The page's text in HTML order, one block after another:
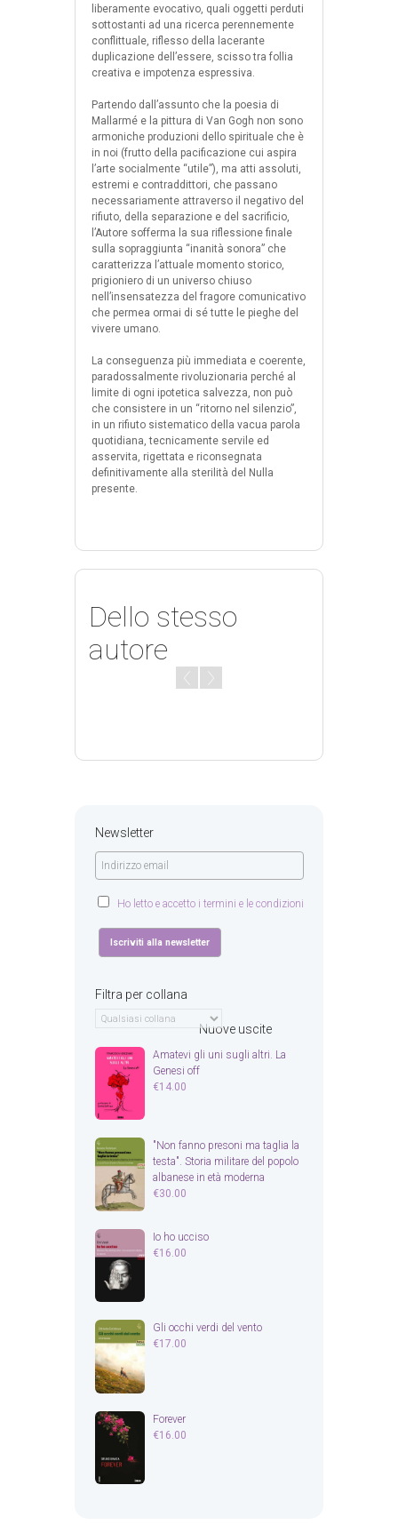
liberamente evocativo, quali oggetti perduti
sottostanti ad una ricerca perennemente
conflittuale, riflesso della lacerante
duplicazione dell’essere, scisso tra follia
creativa e impotenza espressiva.
Partendo dall’assunto che la poesia di
Mallarmé e la pittura di Van Gogh non sono
armoniche produzioni dello spirituale che è
in noi (frutto della pacificazione cui aspira
l’arte socialmente “utile”), ma atti assoluti,
estremi e contraddittori, che passano
necessariamente attraverso il negativo del
rifiuto, della separazione e del sacrificio,
l’Autore sofferma la sua riflessione finale
sulla sopraggiunta “inanità sonora” che
caratterizza l’attuale momento storico,
prigioniero di un universo chiuso
nell’insensatezza del fragore comunicativo
che permea ormai di sé tutte le pieghe del
vivere umano.
La conseguenza più immediata e coerente,
paradossalmente rivoluzionaria perché al
limite di ogni ipotetica salvezza, non può
che consistere in un “ritorno nel silenzio”,
in un rifiuto sistematico della vacua parola
quotidiana, tecnicamente servile ed
asservita, rigettata e riconsegnata
definitivamente alla sterilità del Nulla
presente.
Dello stesso
autore
Newsletter
Ho letto e accetto i termini e le condizioni
Filtra per collana
Nuove uscite
Amatevi gli uni sugli altri. La
Genesi off
€14.00
"Non fanno presoni ma taglia la
testa". Storia militare del popolo
albanese in età moderna
€30.00
Io ho ucciso
€16.00
Gli occhi verdi del vento
€17.00
Forever
€16.00